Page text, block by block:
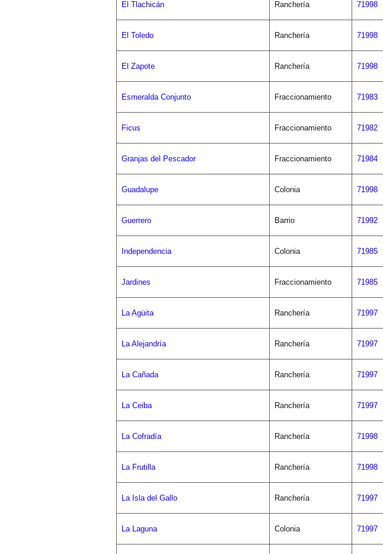
El Tlachicán Ranchería 71998
El Toledo Ranchería 71998
El Zapote Ranchería 71998
Esmeralda Conjunto Fraccionamiento 71983
Ficus Fraccionamiento 71982
Granjas del Pescador Fraccionamiento 71984
Guadalupe Colonia 71998
Guerrero Barrio 71992
Independencia Colonia 71985
Jardines Fraccionamiento 71985
La Agüita Ranchería 71997
La Alejandría Ranchería 71997
La Cañada Ranchería 71997
La Ceiba Ranchería 71997
La Cofradía Ranchería 71998
La Frutilla Ranchería 71998
La Isla del Gallo Ranchería 71997
La Laguna Colonia 71997